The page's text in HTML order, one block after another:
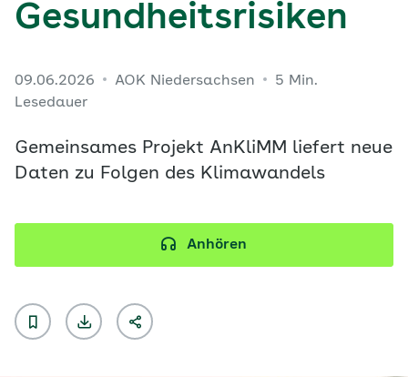
Gesundheitsrisiken
09.06.2026 AOK Niedersachsen
5 Min.
Lesedauer
Gemeinsames Projekt AnKliMM liefert neue
Daten zu Folgen des Klimawandels
Anhören